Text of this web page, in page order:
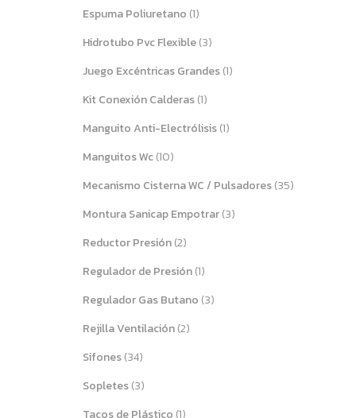
Espuma Poliuretano (1)
Hidrotubo Pvc Flexible(3)
Juego Excéntricas Grandes(1)
Kit Conexión Calderas(1)
Manguito Anti-Electrólisis(1)
Manguitos Wc(10)
Mecanismo Cisterna WC / Pulsadores(35)
Montura Sanicap Empotrar(3)
Reductor Presión(2)
Regulador de Presión(1)
Regulador Gas Butano (3)
Rejilla Ventilación(2)
Sifones(34)
Sopletes(3)
Tacos de Plástico (1)